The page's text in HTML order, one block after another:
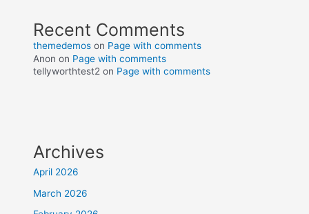
Recent Comments
themedemos on Page with comments
Anon on Page with comments
tellyworthtest2 on Page with comments
Archives
April 2026
March 2026